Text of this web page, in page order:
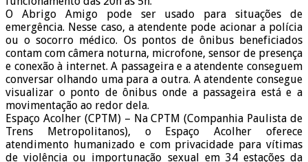
O Abrigo Amigo pode ser usado para situações de
emergência. Nesse caso, a atendente pode acionar a polícia
ou o socorro médico. Os pontos de ônibus beneficiados
contam com câmera noturna, microfone, sensor de presença
e conexão à internet. A passageira e a atendente conseguem
conversar olhando uma para a outra. A atendente consegue
visualizar o ponto de ônibus onde a passageira está e a
movimentação ao redor dela.
Espaço Acolher (CPTM) – Na CPTM (Companhia Paulista de
Trens Metropolitanos), o Espaço Acolher oferece
atendimento humanizado e com privacidade para vítimas
de violência ou importunação sexual em 34 estações da